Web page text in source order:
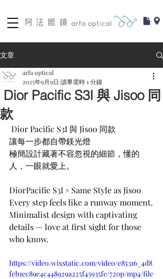
文章
Dior Pacific S3I 與 Jisoo 同
款
arfa optical
2025年9月9日 讀畢需時 1 分鐘
Dior Pacific S3I 與 Jisoo 同款
讓每一步都自帶鎂光燈
極簡設計藏著不容忽視的細節，懂的
人，一眼就愛上。
DiorPacific S3I × Same Style as Jisoo
Every step feels like a runway moment.
Minimalist design with captivating
details — love at first sight for those
who know.
https://video.wixstatic.com/video/e85316_4d8
feb1ec89e4c448929a225f45935fe/720p/mp4/file